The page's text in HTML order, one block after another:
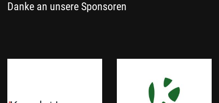
Danke an unsere Sponsoren